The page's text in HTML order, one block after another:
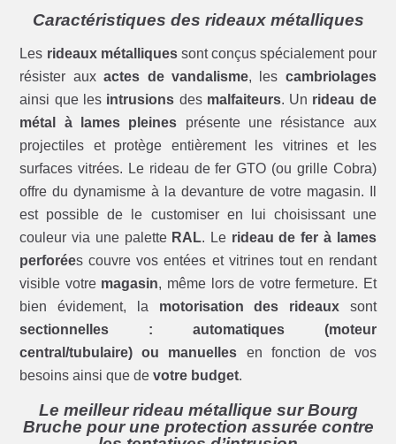
Caractéristiques des rideaux métalliques
Les rideaux métalliquessont conçus spécialement pour
résister auxactes de vandalisme, les cambriolages
ainsi que les intrusions des malfaiteurs. Un rideau de
métal à lames pleines présente une résistance aux
projectiles et protège entièrement les vitrines et les
surfaces vitrées. Le rideau de fer GTO (ou grille Cobra)
offre du dynamisme à la devanture de votre magasin. Il
est possible de le customiser en lui choisissant une
couleur via une palette RAL. Le rideau de fer à lames
perforées couvre vos entées et vitrines tout en rendant
visible votre magasin, même lors de votre fermeture. Et
bien évidement, la motorisation des rideauxsont
sectionnelles : automatiques (moteur
central/tubulaire) ou manuelles en fonction de vos
besoins ainsi que devotre budget.
Le meilleur rideau métallique sur Bourg
Bruche pour une protection assurée contre